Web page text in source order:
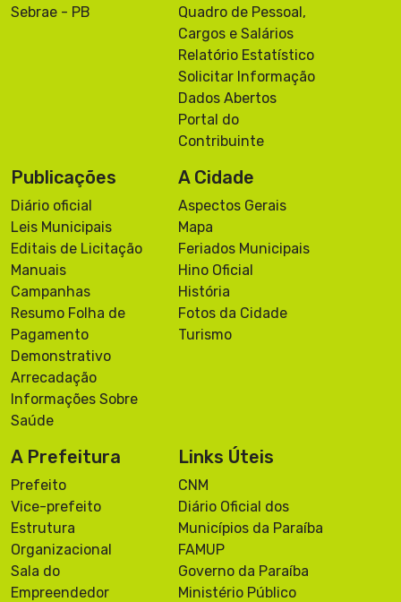
Sebrae - PB
Quadro de Pessoal,
Cargos e Salários
Relatório Estatístico
Solicitar Informação
Dados Abertos
Portal do
Contribuinte
Publicações
Diário oficial
Leis Municipais
Editais de Licitação
Manuais
Campanhas
Resumo Folha de
Pagamento
Demonstrativo
Arrecadação
Informações Sobre
Saúde
A Cidade
Aspectos Gerais
Mapa
Feriados Municipais
Hino Oficial
História
Fotos da Cidade
Turismo
A Prefeitura
Prefeito
Vice-prefeito
Estrutura
Organizacional
Sala do
Empreendedor
Links Úteis
CNM
Diário Oficial dos
Municípios da Paraíba
FAMUP
Governo da Paraíba
Ministério Público